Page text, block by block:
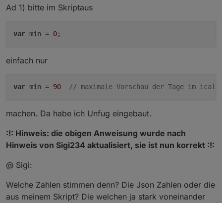
Ad 1) bitte im Skriptaus
var min = 0
einfach nur
var min = 90 // maximale Vorschau der Tage im
machen. Da habe ich Unfug eingebaut.
:!: Hinweis: die obigen Anweisung wurde nach
Hinweis von Sigi234 aktualisiert, sie ist nun korrekt :!:
@ Sigi:
Welche Zahlen stimmen denn? Die Json Zahlen oder die
aus meinem Skript? Die welchen ja stark voneinander